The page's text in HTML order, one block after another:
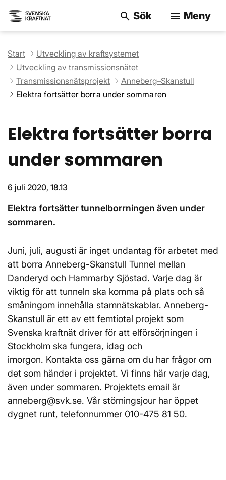
search Sök menu Meny
Start
Utveckling av kraftsystemet
Utveckling av transmissionsnätet
Transmissionsnätsprojekt
Anneberg–Skanstull
Elektra fortsätter borra under sommaren
Elektra fortsätter borra
under sommaren
6 juli 2020, 18.13
Elektra fortsätter tunnelborrningen även under
sommaren.
Juni, juli, augusti är inget undantag för arbetet med
att borra Anneberg-Skanstull Tunnel mellan
Danderyd och Hammarby Sjöstad. Varje dag är
viktig för att tunneln ska komma på plats och så
småningom innehålla stamnätskablar. Anneberg-
Skanstull är ett av ett femtiotal projekt som
Svenska kraftnät driver för att elförsörjningen i
Stockholm ska fungera, idag och
imorgon. Kontakta oss gärna om du har frågor om
det som händer i projektet. Vi finns här varje dag,
även under sommaren. Projektets email är
anneberg@svk.se. Vår störningsjour har öppet
dygnet runt, telefonnummer 010-475 81 50.